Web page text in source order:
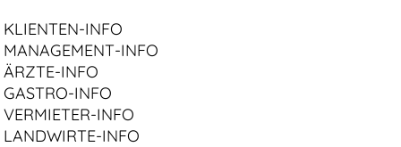
KLIENTEN-INFO
MANAGEMENT-INFO
ÄRZTE-INFO
GASTRO-INFO
VERMIETER-INFO
LANDWIRTE-INFO